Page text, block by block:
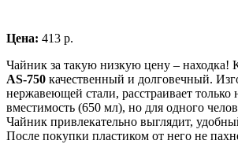
Цена: 413 р.
Чайник за такую низкую цену – находка!
AS-750 качественный и долговечный.
нержавеющей стали, расстраивает только
вместимость (650 мл), но для одного
Чайник привлекательно выглядит,
После покупки пластиком от него не